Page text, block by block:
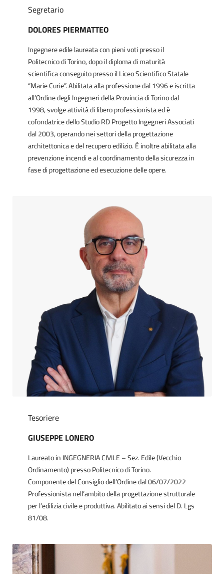
Segretario
DOLORES PIERMATTEO
Ingegnere edile laureata con pieni voti presso il
Politecnico di Torino, dopo il diploma di maturità
scientifica conseguito presso il Liceo Scientifico Statale
“Marie Curie”. Abilitata alla professione dal 1996 e iscritta
all’Ordine degli Ingegneri della Provincia di Torino dal
1998, svolge attività di libero professionista ed è
cofondatrice dello Studio RD Progetto Ingegneri Associati
dal 2003, operando nei settori della progettazione
architettonica e del recupero edilizio. È inoltre abilitata alla
prevenzione incendi e al coordinamento della sicurezza in
fase di progettazione ed esecuzione delle opere.
Tesoriere
GIUSEPPE LONERO
Laureato in INGEGNERIA CIVILE – Sez. Edile (Vecchio
Ordinamento) presso Politecnico di Torino.
Componente del Consiglio dell’Ordine dal 06/07/2022
Professionista nell’ambito della progettazione strutturale
per l’edilizia civile e produttiva. Abilitato ai sensi del D. Lgs
81/08.